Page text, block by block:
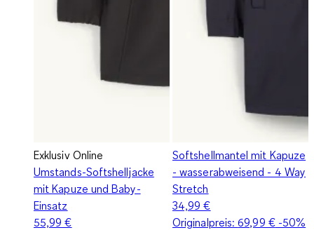
Exklusiv Online
Umstands-Softshelljacke
mit Kapuze und Baby-
Einsatz
55,99 €
Softshellmantel mit Kapuze
- wasserabweisend - 4 Way
Stretch
34,99 €
Originalpreis:69,99 €-50%